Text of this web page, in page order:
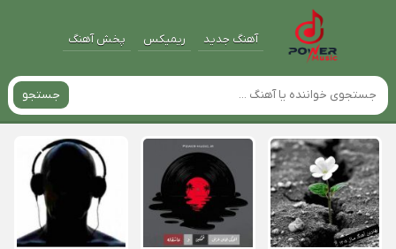
آهنگ جدید ریمیکس پخش آهنگ
جستجو